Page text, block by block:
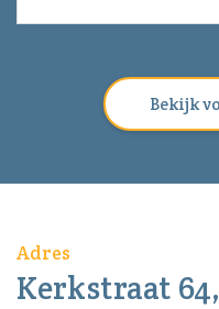
Bekijk
Adres
Kerkstraat